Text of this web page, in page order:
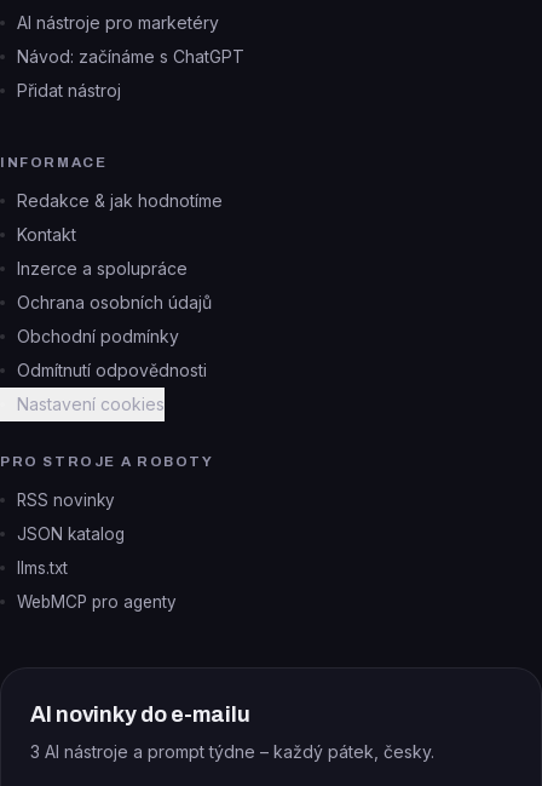
AI nástroje pro marketéry
Návod: začínáme s ChatGPT
Přidat nástroj
INFORMACE
Redakce & jak hodnotíme
Kontakt
Inzerce a spolupráce
Ochrana osobních údajů
Obchodní podmínky
Odmítnutí odpovědnosti
Nastavení cookies
PRO STROJE A ROBOTY
RSS novinky
JSON katalog
llms.txt
WebMCP pro agenty
AI novinky do e-mailu
3 AI nástroje a prompt týdne – každý pátek, česky.